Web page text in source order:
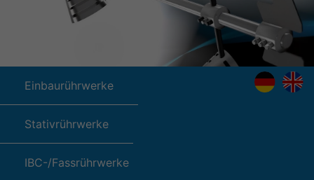
Einbaurührwerke
Stativrührwerke
IBC-/Fassrührwerke